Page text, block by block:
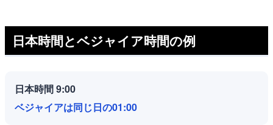
日本時間とベジャイア時間の例
日本時間 9:00
ベジャイアは同じ日の01:00